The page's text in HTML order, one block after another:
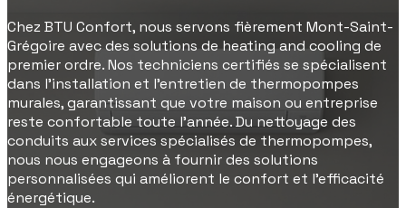
Chez BTU Confort, nous servons fièrement Mont-Saint-
Grégoire avec des solutions de heating and cooling de
premier ordre. Nos techniciens certifiés se spécialisent
dans l'installation et l'entretien de thermopompes
murales, garantissant que votre maison ou entreprise
reste confortable toute l'année. Du nettoyage des
conduits aux services spécialisés de thermopompes,
nous nous engageons à fournir des solutions
personnalisées qui améliorent le confort et l'efficacité
énergétique.